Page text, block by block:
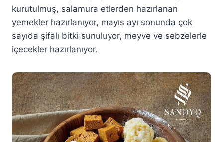
kurutulmuş, salamura etlerden hazırlanan
yemekler hazırlanıyor, mayıs ayı sonunda çok
sayıda şifalı bitki sunuluyor, meyve ve sebzelerle
içecekler hazırlanıyor.